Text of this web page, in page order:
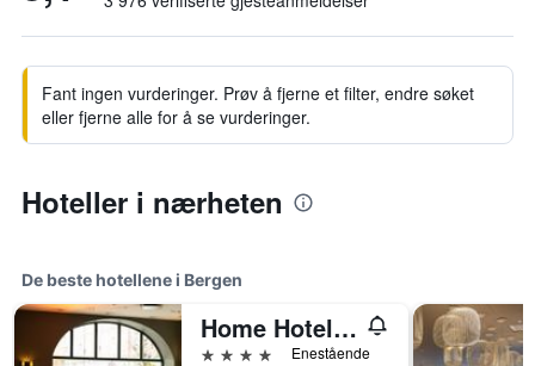
Fant ingen vurderinger. Prøv å fjerne et filter, endre søket
eller fjerne alle for å se vurderinger.
Hoteller i nærheten
De beste hotellene i Bergen
Home Hotel Bryggen
4 stjerner
Enestående